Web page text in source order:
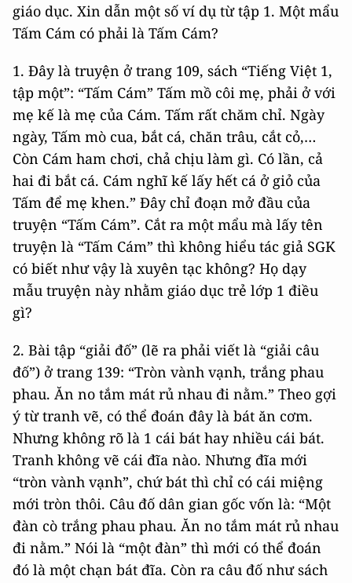
giáo dục. Xin dẫn một số ví dụ từ tập 1. Một mẩu
Tấm Cám có phải là Tấm Cám?
1. Đây là truyện ở trang 109, sách “Tiếng Việt 1,
tập một”: “Tấm Cám” Tấm mồ côi mẹ, phải ở với
mẹ kế là mẹ của Cám. Tấm rất chăm chỉ. Ngày
ngày, Tấm mò cua, bắt cá, chăn trâu, cắt cỏ,…
Còn Cám ham chơi, chả chịu làm gì. Có lần, cả
hai đi bắt cá. Cám nghĩ kế lấy hết cá ở giỏ của
Tấm để mẹ khen.” Đây chỉ đoạn mở đầu của
truyện “Tấm Cám”. Cắt ra một mẩu mà lấy tên
truyện là “Tấm Cám” thì không hiểu tác giả SGK
có biết như vậy là xuyên tạc không? Họ dạy
mẫu truyện này nhằm giáo dục trẻ lớp 1 điều
gì?
2. Bài tập “giải đố” (lẽ ra phải viết là “giải câu
đố”) ở trang 139: “Tròn vành vạnh, trắng phau
phau. Ăn no tắm mát rủ nhau đi nằm.” Theo gợi
ý từ tranh vẽ, có thể đoán đây là bát ăn cơm.
Nhưng không rõ là 1 cái bát hay nhiều cái bát.
Tranh không vẽ cái đĩa nào. Nhưng đĩa mới
“tròn vành vạnh”, chứ bát thì chỉ có cái miệng
mới tròn thôi. Câu đố dân gian gốc vốn là: “Một
đàn cò trắng phau phau. Ăn no tắm mát rủ nhau
đi nằm.” Nói là “một đàn” thì mới có thể đoán
đó là một chạn bát đĩa. Còn ra câu đố như sách